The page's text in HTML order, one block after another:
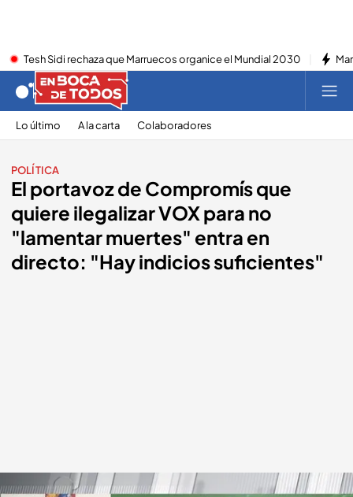
Tesh Sidi rechaza que Marruecos organice el Mundial 2030
Lo último A la carta Colaboradores
POLÍTICA
El portavoz de Compromís que
quiere ilegalizar VOX para no
"lamentar muertes" entra en
directo: "Hay indicios suficientes"
Alberto Ibáñez, portavoz de Compromís cuatro.com